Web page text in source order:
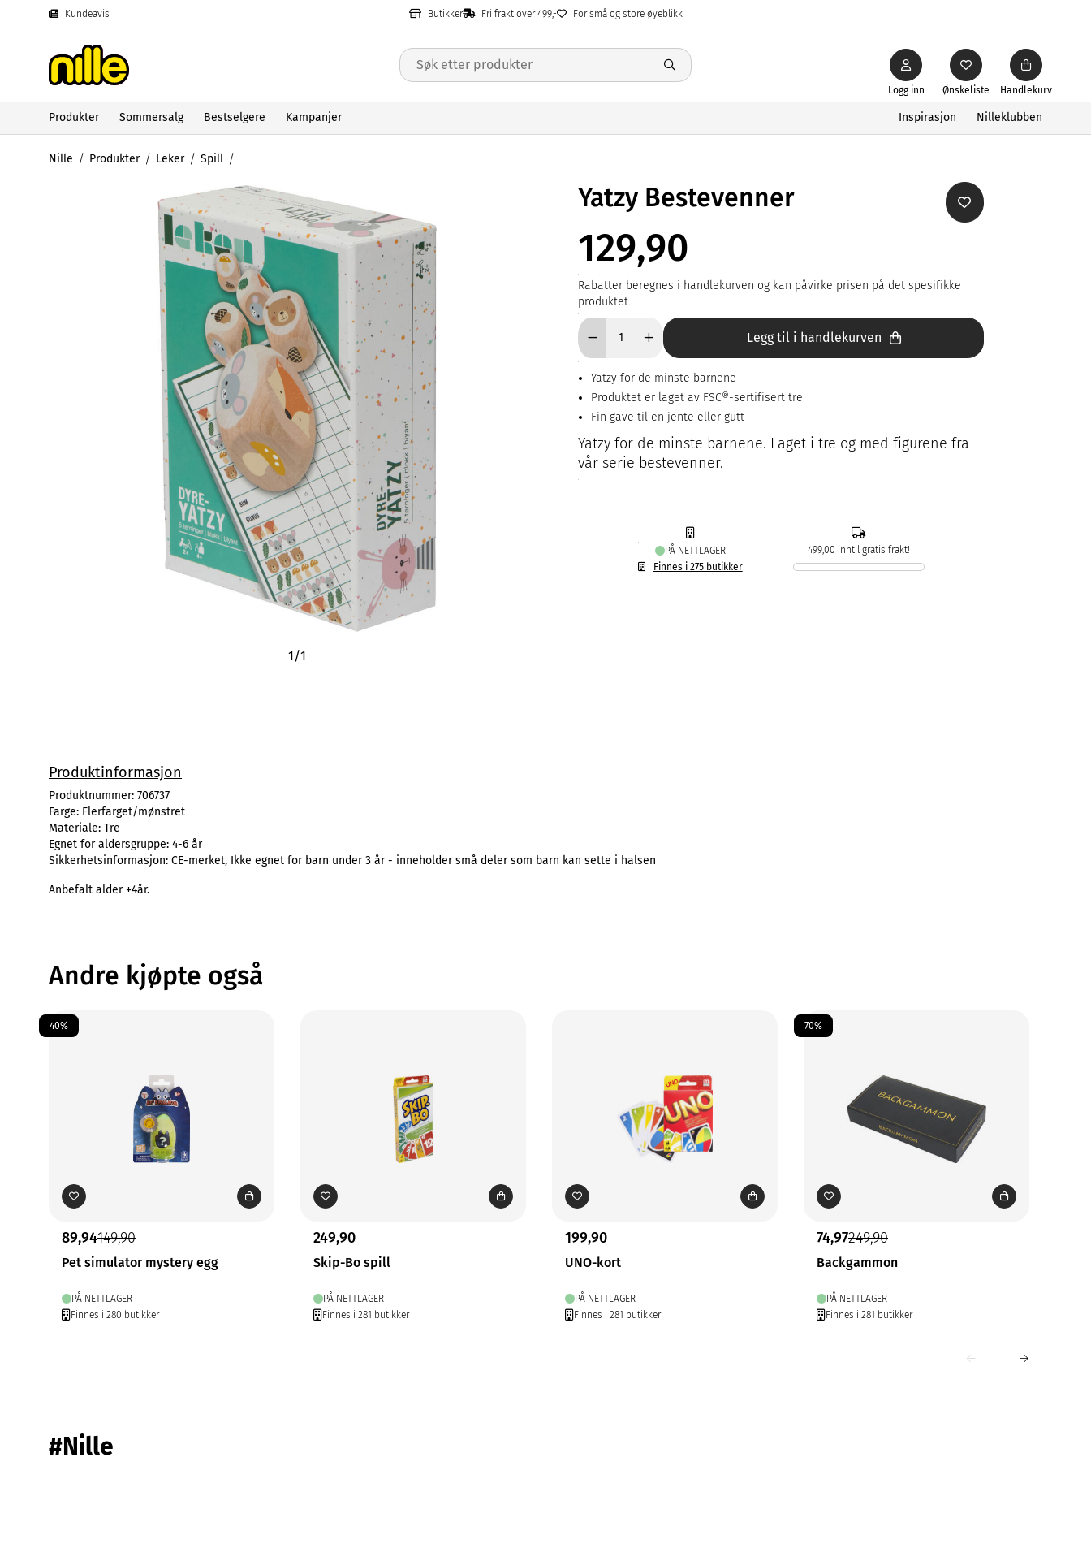
Kundeavis Butikker Fri frakt over 499,- For små og store øyeblikk
Ønskeliste
Logg inn Handlekurv
Produkter Sommersalg Bestselgere Kampanjer Inspirasjon Nilleklubben
Nille Produkter Leker Spill
1/1
Yatzy Bestevenner
129,90
Rabatter beregnes i handlekurven og kan påvirke prisen på det spesifikke
produktet.
Legg til i handlekurven
Yatzy for de minste barnene
Produktet er laget av FSC®-sertifisert tre
Fin gave til en jente eller gutt
Yatzy for de minste barnene. Laget i tre og med figurene fra
vår serie bestevenner.
PÅ NETTLAGER
Finnes i 275 butikker
499,00 inntil gratis frakt!
Produktinformasjon
Produktnummer: 706737
Farge: Flerfarget/mønstret
Materiale: Tre
Egnet for aldersgruppe: 4-6 år
Sikkerhetsinformasjon: CE-merket, Ikke egnet for barn under 3 år - inneholder små deler som barn kan sette i halsen
Anbefalt alder +4år.
Andre kjøpte også
40%
89,94149,90
Pet simulator mystery egg
PÅ NETTLAGER
Finnes i 280 butikker
249,90
Skip-Bo spill
PÅ NETTLAGER
Finnes i 281 butikker
199,90
UNO-kort
PÅ NETTLAGER
Finnes i 281 butikker
70%
74,97249,90
Backgammon
PÅ NETTLAGER
Finnes i 281 butikker
#Nille